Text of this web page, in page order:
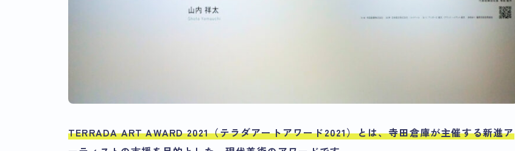
TERRADA ART AWARD 2021（テラダアートアワード2021）とは、寺田倉庫が主催する新進ア